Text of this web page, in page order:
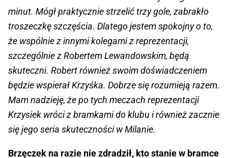
minut. Mógł praktycznie strzelić trzy gole, zabrakło
troszeczkę szczęścia. Dlatego jestem spokojny o to,
że wspólnie z innymi kolegami z reprezentacji,
szczególnie z Robertem Lewandowskim, będą
skuteczni. Robert również swoim doświadczeniem
będzie wspierał Krzyśka. Dobrze się rozumieją razem.
Mam nadzieję, że po tych meczach reprezentacji
Krzysiek wróci z bramkami do klubu i również zacznie
się jego seria skuteczności w Milanie.
Brzęczek na razie nie zdradził, kto stanie w bramce